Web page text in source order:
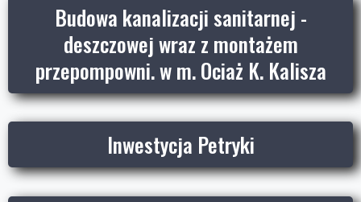
Budowa kanalizacji sanitarnej -
deszczowej wraz z montażem
przepompowni. w m. Ociaż K. Kalisza
Inwestycja Petryki